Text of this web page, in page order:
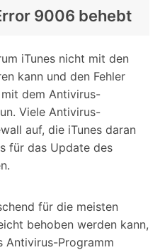
9006 behebt
iTunes nicht mit den
kann und den Fehler
dem Antivirus-
Viele Antivirus-
auf, die iTunes daran
für das Update des
für die meisten
behoben werden kann,
Antivirus-Programm